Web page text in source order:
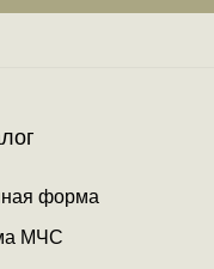
форма
МЧС